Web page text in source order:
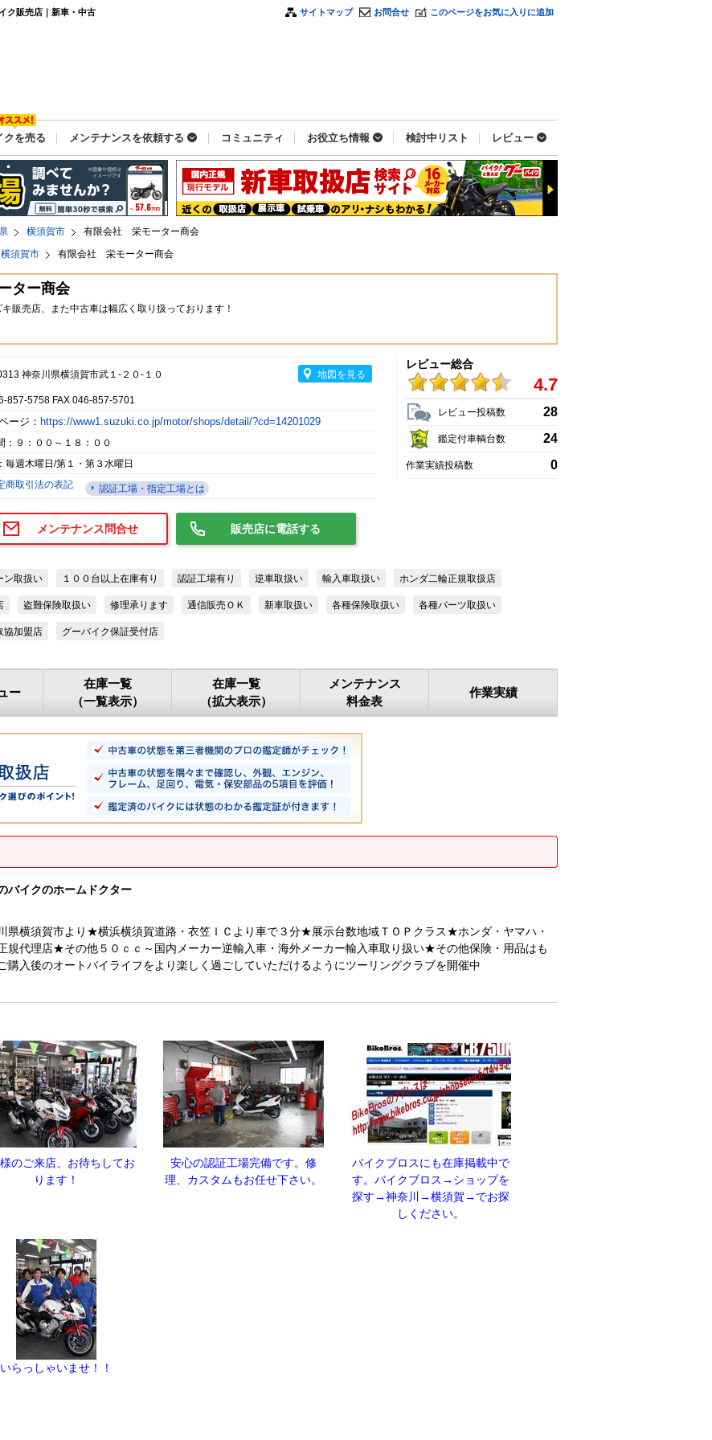
ク販売店｜新車・中古
サイトマップ お問合せ このページをお気に入りに追加
クを売る メンテナンスを依頼する コミュニティ お役立ち情報 検討中リスト レビュー
横須賀市
有限会社 栄モーター商会
横須賀市 有限会社 栄モーター商会
ター商会
販売店、また中古車は幅広く取り扱っております！
神奈川県横須賀市武１-２０-１０ 地図を見る
857-5758 FAX 046-857-5701
ージ： https://www1.suzuki.co.jp/motor/shops/detail/?cd=14201029
：９：００～１８：００
毎週木曜日/第１・第３水曜日
商取引法の表記
認証工場・指定工場とは
レビュー総合
4.7
レビュー投稿数 28
鑑定付車輌台数 24
作業実績投稿数 0
メンテナンス問合せ 販売店に電話する
ン取扱い １００台以上在庫有り 認証工場有り 逆車取扱い 輸入車取扱い ホンダ二輪正規取扱店
盗難保険取扱い 修理承ります 通信販売ＯＫ 新車取扱い 各種保険取扱い 各種パーツ取扱い
協加盟店 グーバイク保証受付店
ー
在庫一覧
（一覧表示）
在庫一覧
（拡大表示）
メンテナンス
料金表
作業実績
バイクのホームドクター
県横須賀市より★横浜横須賀道路・衣笠ＩＣより車で３分★展示台数地域ＴＯＰクラス★ホンダ・ヤマハ・
規代理店★その他５０ｃｃ～国内メーカー逆輸入車・海外メーカー輸入車取り扱い★その他保険・用品はも
購入後のオートバイライフをより楽しく過ごしていただけるようにツーリングクラブを開催中
のご来店、お待ちしてお
ります！
安心の認証工場完備です。修
理、カスタムもお任せ下さい。
バイクブロスにも在庫掲載中で
す。バイクブロス→ショップを
探す→神奈川→横須賀→でお探
しください。
いらっしゃいませ！！